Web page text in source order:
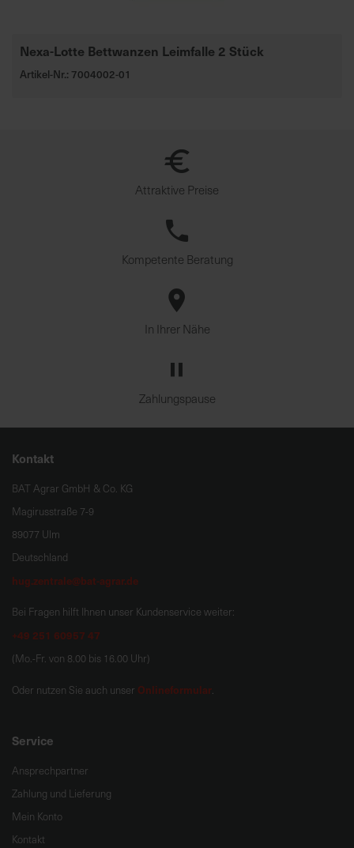
Nexa-Lotte Bettwanzen Leimfalle 2 Stück
Artikel-Nr.: 7004002-01
Attraktive Preise
Kompetente Beratung
In Ihrer Nähe
Zahlungspause
Kontakt
BAT Agrar GmbH & Co. KG
Magirusstraße 7-9
89077 Ulm
Deutschland
hug.zentrale@bat-agrar.de
Bei Fragen hilft Ihnen unser Kundenservice weiter:
+49 251 60957 47
(Mo.-Fr. von 8.00 bis 16.00 Uhr)
Oder nutzen Sie auch unser Onlineformular.
Service
Ansprechpartner
Zahlung und Lieferung
Mein Konto
Kontakt